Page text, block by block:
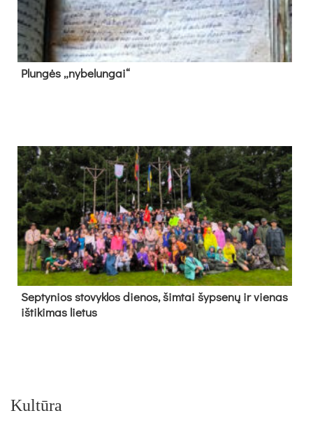
Plun­gės „ny­be­lun­gai“
Sep­ty­nios sto­vyk­los die­nos, šim­tai šyp­se­nų ir vie­nas
iš­ti­ki­mas lie­tus
Kultūra